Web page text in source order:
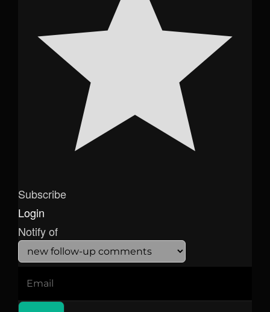
Subscribe
Login
Notify of